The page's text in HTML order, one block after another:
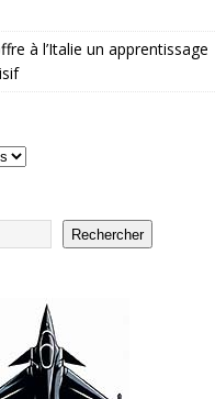
à l’Italie un apprentissage
Rechercher